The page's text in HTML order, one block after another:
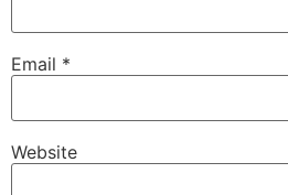
Email *
Website